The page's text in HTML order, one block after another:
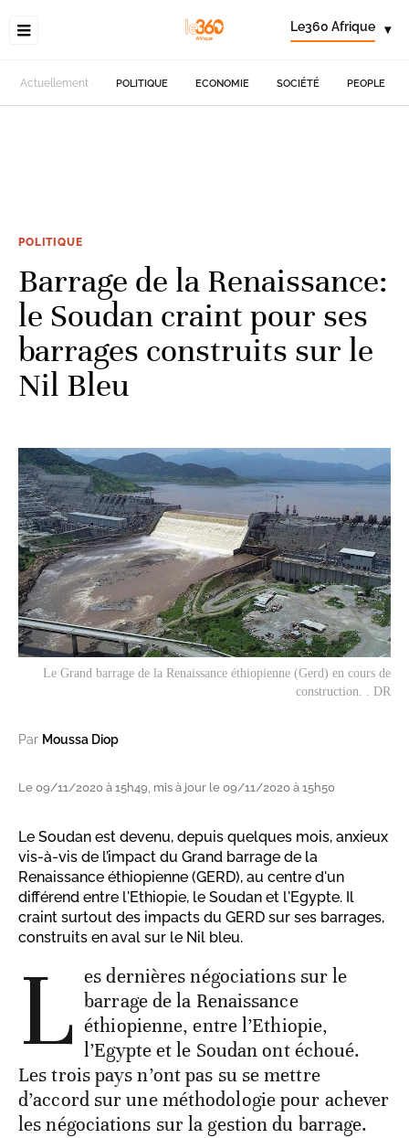
Le360 Afrique ▾
Actuellement POLITIQUE ECONOMIE SOCIÉTÉ PEOPLE
POLITIQUE
Barrage de la Renaissance:
le Soudan craint pour ses
barrages construits sur le
Nil Bleu
Le Grand barrage de la Renaissance éthiopienne (Gerd) en cours de
construction. . DR
Par Moussa Diop
Le 09/11/2020 à 15h49, mis à jour le 09/11/2020 à 15h50
Le Soudan est devenu, depuis quelques mois, anxieux
vis-à-vis de l’impact du Grand barrage de la
Renaissance éthiopienne (GERD), au centre d'un
différend entre l'Ethiopie, le Soudan et l'Egypte. Il
craint surtout des impacts du GERD sur ses barrages,
construits en aval sur le Nil bleu.
L es dernières négociations sur le
barrage de la Renaissance
éthiopienne, entre l’Ethiopie,
l’Egypte et le Soudan ont échoué.
Les trois pays n’ont pas su se mettre
d’accord sur une méthodologie pour achever
les négociations sur la gestion du barrage.